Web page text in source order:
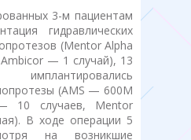
3-м пациентам
гидравлических
(Mentor Alpha
— 1 случай), 13
(AMS — 600М
случаев, Mentor
В ходе операции 5
на возникшие